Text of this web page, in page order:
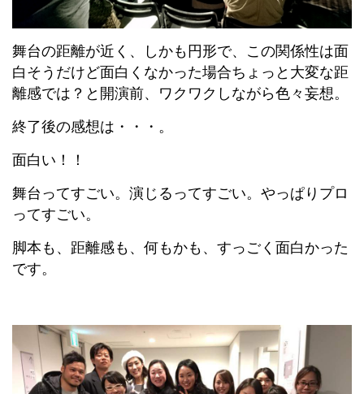
舞台の距離が近く、しかも円形で、この関係性は面
白そうだけど面白くなかった場合ちょっと大変な距
離感では？と開演前、ワクワクしながら色々妄想。
終了後の感想は・・・。
面白い！！
舞台ってすごい。演じるってすごい。やっぱりプロ
ってすごい。
脚本も、距離感も、何もかも、すっごく面白かった
です。